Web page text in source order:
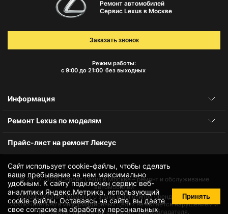
Сайт использует cookie-файлы, чтобы сделать
ваше пребывание на нем максимально
удобным. К cайту подключен сервис веб-
аналитики Яндекс.Метрика, использующий
cookie-файлы. Оставаясь на сайте, вы даете
своесогласие на обработку персональных
Принять
Ремонт автомобилей
Сервис Lexus в Москве
Режим работы:
с 9:00 до 21:00 без выходных
Заказать звонок
Информация
Ремонт Lexus по моделям
Прайс-лист на ремонт Лексус
© 2010-2026Сервис Lexus в Москве – ремонт и обслуживание
автомобилей
Использование товарного знака и логотипов бренда происходит
исключительно в информационных целях не является нарушением и
не требует получения согласия правообладателя.